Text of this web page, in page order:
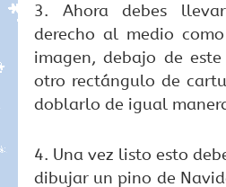
3. Ahora debes
derecho al medio
imagen, debajo de
otro rectángulo de
doblarlo de igual
4. Una vez listo esto
dibujar un pino de